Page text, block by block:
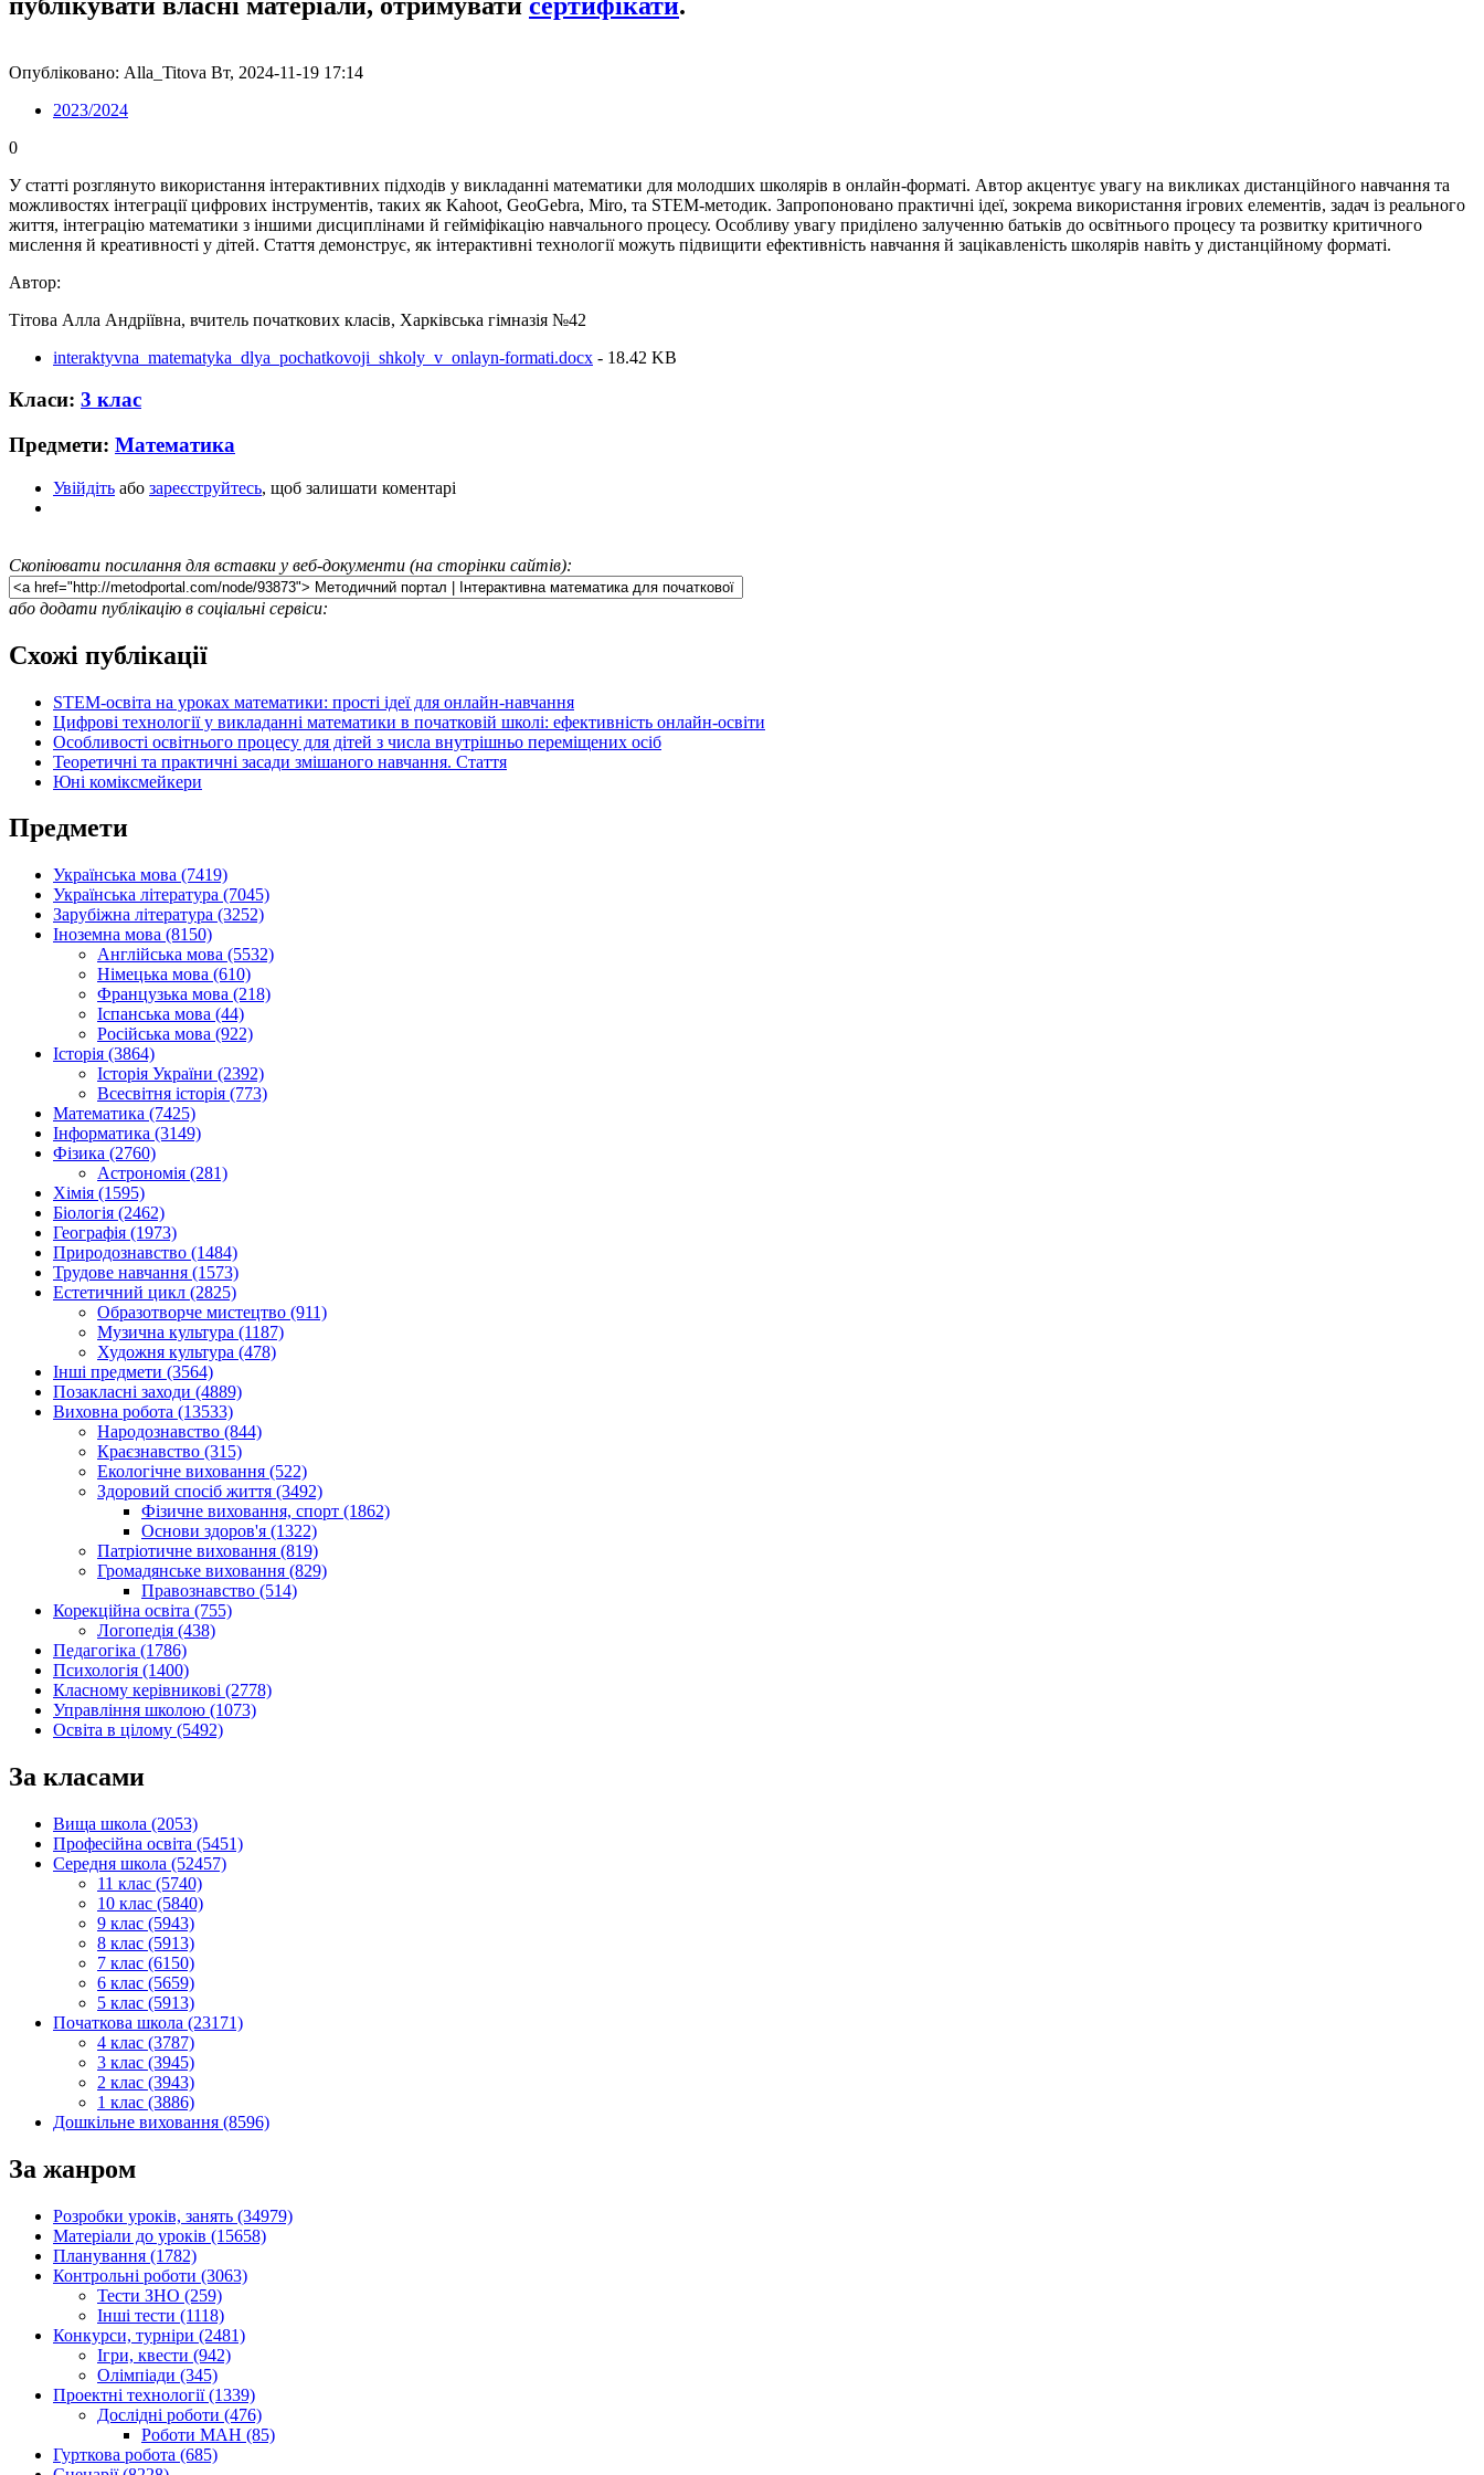
Опубліковано: Alla_Titova Вт, 2024-11-19 17:14
2023/2024
0
У статті розглянуто використання інтерактивних підходів у викладанні математики для молодших школярів в онлайн-форматі. Автор акцентує увагу на викликах дистанційного навчання та
можливостях інтеграції цифрових інструментів, таких як Kahoot, GeoGebra, Miro, та STEM-методик. Запропоновано практичні ідеї, зокрема використання ігрових елементів, задач із реального
життя, інтеграцію математики з іншими дисциплінами й гейміфікацію навчального процесу. Особливу увагу приділено залученню батьків до освітнього процесу та розвитку критичного
мислення й креативності у дітей. Стаття демонструє, як інтерактивні технології можуть підвищити ефективність навчання й зацікавленість школярів навіть у дистанційному форматі.
Автор:
Тітова Алла Андріївна, вчитель початкових класів, Харківська гімназія №42
interaktyvna_matematyka_dlya_pochatkovoji_shkoly_v_onlayn-formati.docx - 18.42 KB
Класи: 3 клас
Предмети: Математика
Увійдіть або зареєструйтесь, щоб залишати коментарі
Скопіювати посилання для вставки у веб-документи (на сторінки сайтів):
або додати публікацію в соціальні сервіси:
Схожі публікації
STEM-освіта на уроках математики: прості ідеї для онлайн-навчання
Цифрові технології у викладанні математики в початковій школі: ефективність онлайн-освіти
Особливості освітнього процесу для дітей з числа внутрішньо переміщених осіб
Теоретичні та практичні засади змішаного навчання. Стаття
Юні коміксмейкери
Предмети
Українська мова (7419)
Українська література (7045)
Зарубіжна література (3252)
Іноземна мова (8150)
Англійська мова (5532)
Німецька мова (610)
Французька мова (218)
Іспанська мова (44)
Російська мова (922)
Історія (3864)
Історія України (2392)
Всесвітня історія (773)
Математика (7425)
Інформатика (3149)
Фізика (2760)
Астрономія (281)
Хімія (1595)
Біологія (2462)
Географія (1973)
Природознавство (1484)
Трудове навчання (1573)
Естетичний цикл (2825)
Образотворче мистецтво (911)
Музична культура (1187)
Художня культура (478)
Інші предмети (3564)
Позакласні заходи (4889)
Виховна робота (13533)
Народознавство (844)
Краєзнавство (315)
Екологічне виховання (522)
Здоровий спосіб життя (3492)
Фізичне виховання, спорт (1862)
Основи здоров'я (1322)
Патріотичне виховання (819)
Громадянське виховання (829)
Правознавство (514)
Корекційна освіта (755)
Логопедія (438)
Педагогіка (1786)
Психологія (1400)
Класному керівникові (2778)
Управління школою (1073)
Освіта в цілому (5492)
За класами
Вища школа (2053)
Професійна освіта (5451)
Середня школа (52457)
11 клас (5740)
10 клас (5840)
9 клас (5943)
8 клас (5913)
7 клас (6150)
6 клас (5659)
5 клас (5913)
Початкова школа (23171)
4 клас (3787)
3 клас (3945)
2 клас (3943)
1 клас (3886)
Дошкільне виховання (8596)
За жанром
Розробки уроків, занять (34979)
Матеріали до уроків (15658)
Планування (1782)
Контрольні роботи (3063)
Тести ЗНО (259)
Інші тести (1118)
Конкурси, турніри (2481)
Ігри, квести (942)
Олімпіади (345)
Проектні технології (1339)
Дослідні роботи (476)
Роботи МАН (85)
Гурткова робота (685)